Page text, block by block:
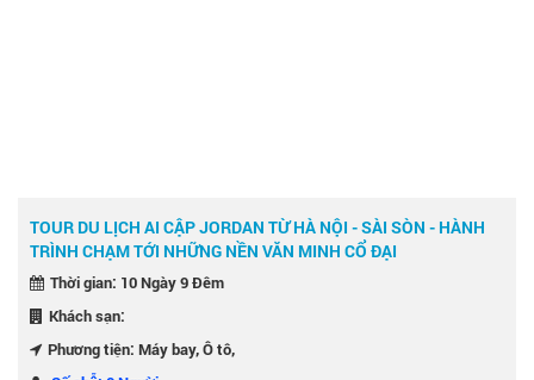
TOUR DU LỊCH AI CẬP JORDAN TỪ HÀ NỘI - SÀI SÒN - HÀNH
TRÌNH CHẠM TỚI NHỮNG NỀN VĂN MINH CỔ ĐẠI
Thời gian: 10 Ngày 9 Đêm
Khách sạn:
Phương tiện: Máy bay, Ô tô,